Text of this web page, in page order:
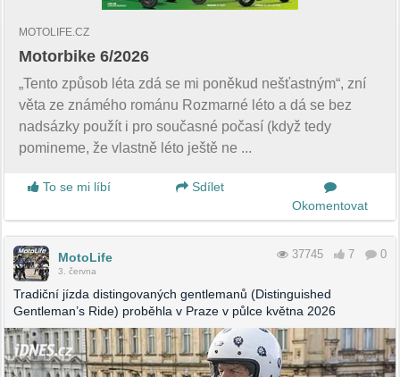
MOTOLIFE.CZ
Motorbike 6/2026
„Tento způsob léta zdá se mi poněkud nešťastným“, zní
věta ze známého románu Rozmarné léto a dá se bez
nadsázky použít i pro současné počasí (když tedy
pomineme, že vlastně léto ještě ne ...
To se mi líbí
Sdílet
Okomentovat
MotoLife
3. června
37745 7 0
Tradiční jízda distingovaných gentlemanů (Distinguished
Gentleman’s Ride) proběhla v Praze v půlce května 2026